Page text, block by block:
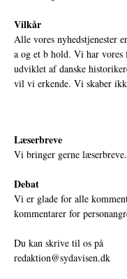
Vilkår
Alle vores nyhedstjenester
a og et b hold. Vi har
udviklet af danske
vil vi erkende. Vi skaber
Læserbreve
Vi bringer gerne læserbreve.
Debat
Vi er glade for alle
kommentarer for
Du kan skrive til os på
redaktion@sydavisen.dk